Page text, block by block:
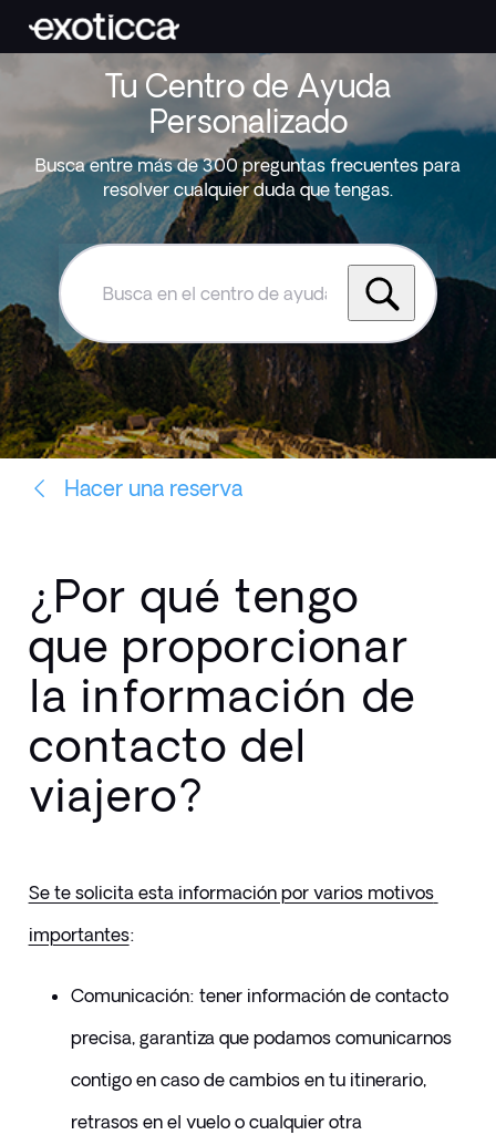
Tu Centro de Ayuda
Personalizado
Busca entre más de 300 preguntas frecuentes para
resolver cualquier duda que tengas.
Busca
el
centro
de
ayuda
de
Exoticca
Hacer una reserva
¿Por qué tengo
que proporcionar
la información de
contacto del
viajero?
Se te solicita esta información por varios motivos
importantes:
​Comunicación: tener información de contacto
precisa, garantiza que podamos comunicarnos
contigo en caso de cambios en tu itinerario,
retrasos en el vuelo o cualquier otra